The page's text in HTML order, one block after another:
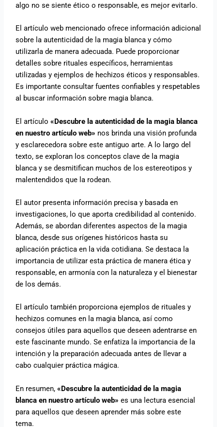
algo no se siente ético o responsable, es mejor evitarlo.
El artículo web mencionado ofrece información adicional
sobre la autenticidad de la magia blanca y cómo
utilizarla de manera adecuada. Puede proporcionar
detalles sobre rituales específicos, herramientas
utilizadas y ejemplos de hechizos éticos y responsables.
Es importante consultar fuentes confiables y respetables
al buscar información sobre magia blanca.
El artículo«Descubre la autenticidad de la magia blanca
en nuestro artículo web» nos brinda una visión profunda
y esclarecedora sobre este antiguo arte. A lo largo del
texto, se exploran los conceptos clave de la magia
blanca y se desmitifican muchos de los estereotipos y
malentendidos que la rodean.
El autor presenta información precisa y basada en
investigaciones, lo que aporta credibilidad al contenido.
Además, se abordan diferentes aspectos de la magia
blanca, desde sus orígenes históricos hasta su
aplicación práctica en la vida cotidiana. Se destaca la
importancia de utilizar esta práctica de manera ética y
responsable, en armonía con la naturaleza y el bienestar
de los demás.
El artículo también proporciona ejemplos de rituales y
hechizos comunes en la magia blanca, así como
consejos útiles para aquellos que deseen adentrarse en
este fascinante mundo. Se enfatiza la importancia de la
intención y la preparación adecuada antes de llevar a
cabo cualquier práctica mágica.
En resumen,«Descubre la autenticidad de la magia
blanca en nuestro artículo web» es una lectura esencial
para aquellos que deseen aprender más sobre este
tema.